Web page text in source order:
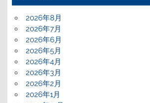
2026年8月
2026年7月
2026年6月
2026年5月
2026年4月
2026年3月
2026年2月
2026年1月